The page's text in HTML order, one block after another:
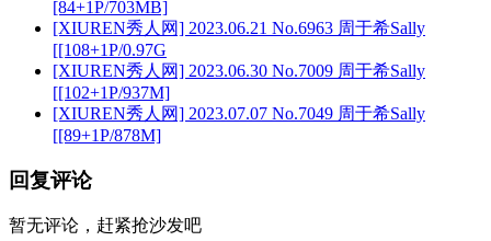
[84+1P/703MB]
[XIUREN秀人网] 2023.06.21 No.6963 周于希Sally
[[108+1P/0.97G
[XIUREN秀人网] 2023.06.30 No.7009 周于希Sally
[[102+1P/937M]
[XIUREN秀人网] 2023.07.07 No.7049 周于希Sally
[[89+1P/878M]
回复评论
暂无评论，赶紧抢沙发吧